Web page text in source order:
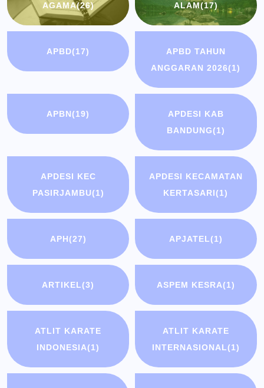
AGAMA(26) ALAM(17)
APBD(17)
APBD TAHUN
ANGGARAN 2026(1)
APBN(19)
APDESI KAB
BANDUNG(1)
APDESI KEC
PASIRJAMBU(1)
APDESI KECAMATAN
KERTASARI(1)
APH(27) APJATEL(1)
ARTIKEL(3) ASPEM KESRA(1)
ATLIT KARATE
INDONESIA(1)
ATLIT KARATE
INTERNASIONAL(1)